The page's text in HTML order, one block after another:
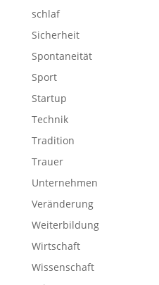
schlaf
Sicherheit
Spontaneität
Sport
Startup
Technik
Tradition
Trauer
Unternehmen
Veränderung
Weiterbildung
Wirtschaft
Wissenschaft